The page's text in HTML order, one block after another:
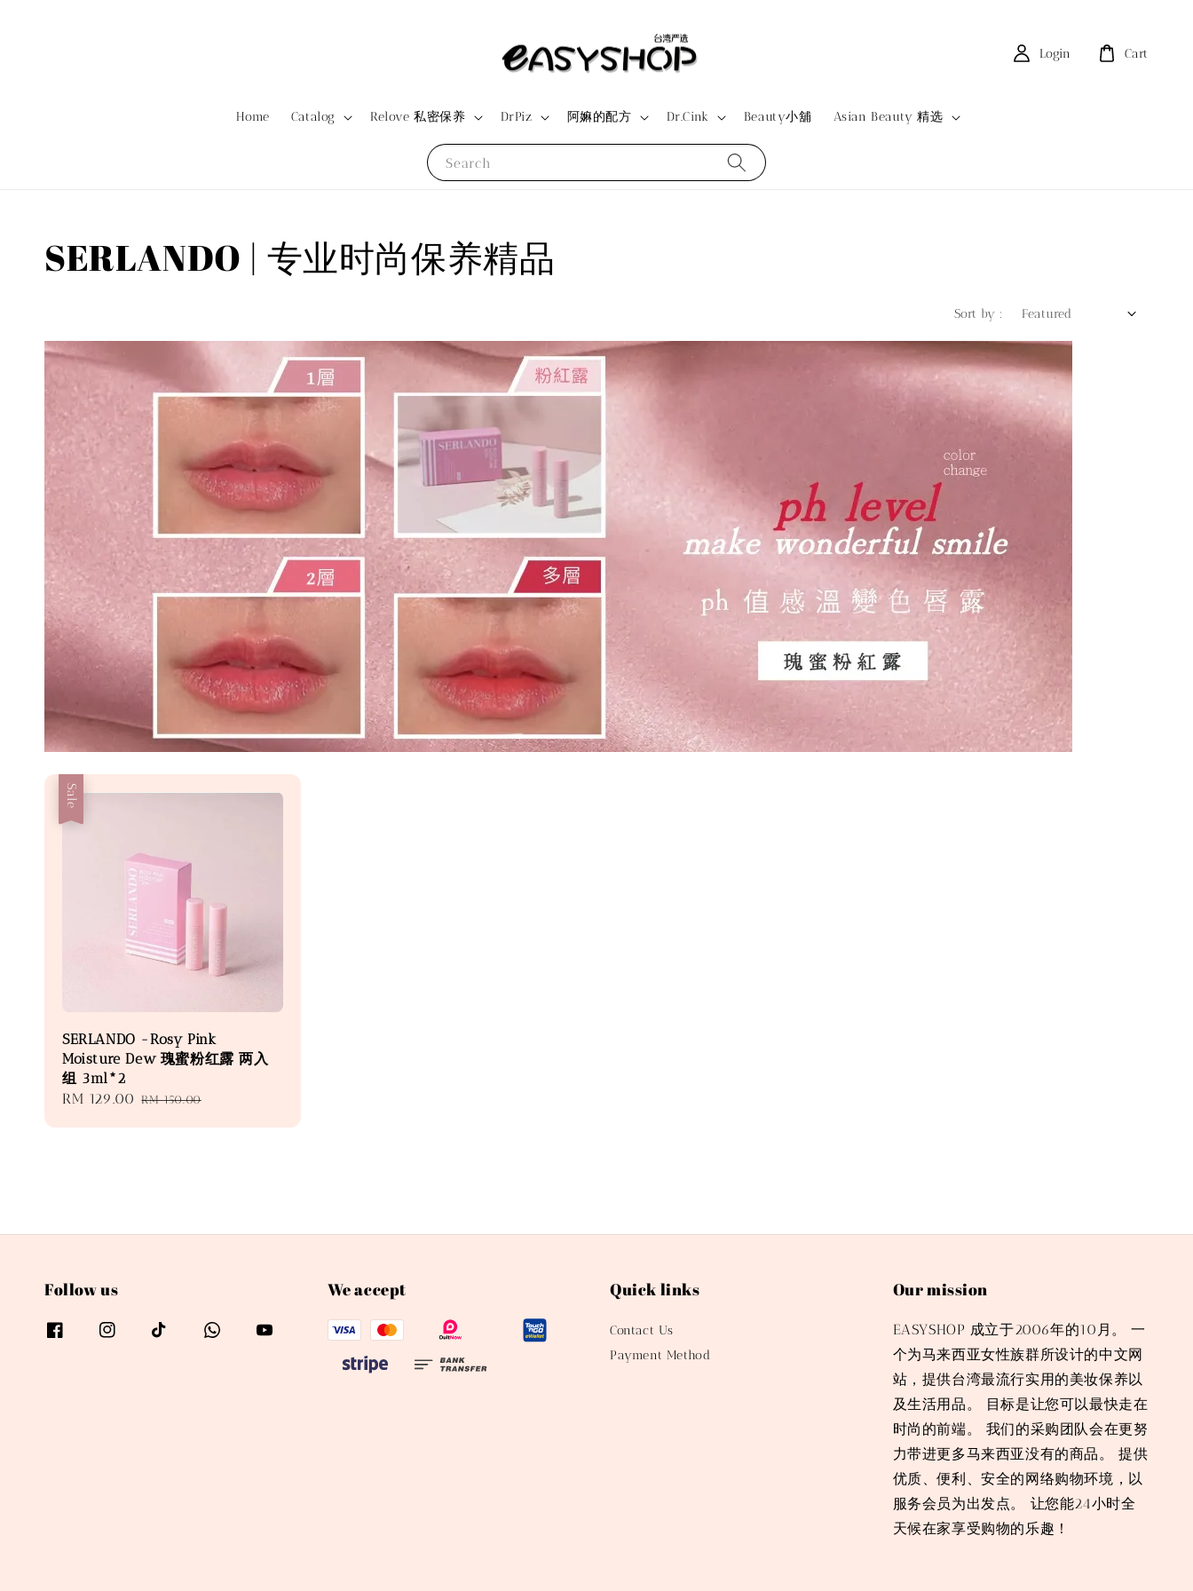
Search
Home Catalog Relove 私密保养 DrPiz 阿嫲的配方 Dr.Cink Beauty小舖 Asian Beauty 精选
Login Cart
SERLANDO | 专业时尚保养精品
Sort by :
Sale
SERLANDO -Rosy Pink
Moisture Dew 瑰蜜粉红露 两入
组 3ml*2
Sale
RM 129.00 Regular
RM 150.00
Follow us We accept Quick links
Contact Us
Payment Method
Our mission
EASYSHOP 成立于2006年的10月。 一
个为马来西亚女性族群所设计的中文网
站，提供台湾最流行实用的美妆保养以
及生活用品。 目标是让您可以最快走在
时尚的前端。 我们的采购团队会在更努
力带进更多马来西亚没有的商品。 提供
优质、便利、安全的网络购物环境，以
服务会员为出发点。 让您能24小时全
天候在家享受购物的乐趣！